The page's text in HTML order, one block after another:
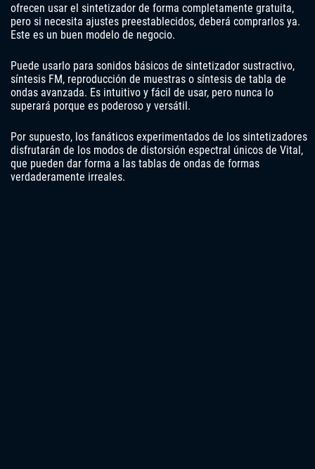
ofrecen usar el sintetizador de forma completamente gratuita,
pero si necesita ajustes preestablecidos, deberá comprarlos ya.
Este es un buen modelo de negocio.
Puede usarlo para sonidos básicos de sintetizador sustractivo,
síntesis FM, reproducción de muestras o síntesis de tabla de
ondas avanzada. Es intuitivo y fácil de usar, pero nunca lo
superará porque es poderoso y versátil.
Por supuesto, los fanáticos experimentados de los sintetizadores
disfrutarán de los modos de distorsión espectral únicos de Vital,
que pueden dar forma a las tablas de ondas de formas
verdaderamente irreales.